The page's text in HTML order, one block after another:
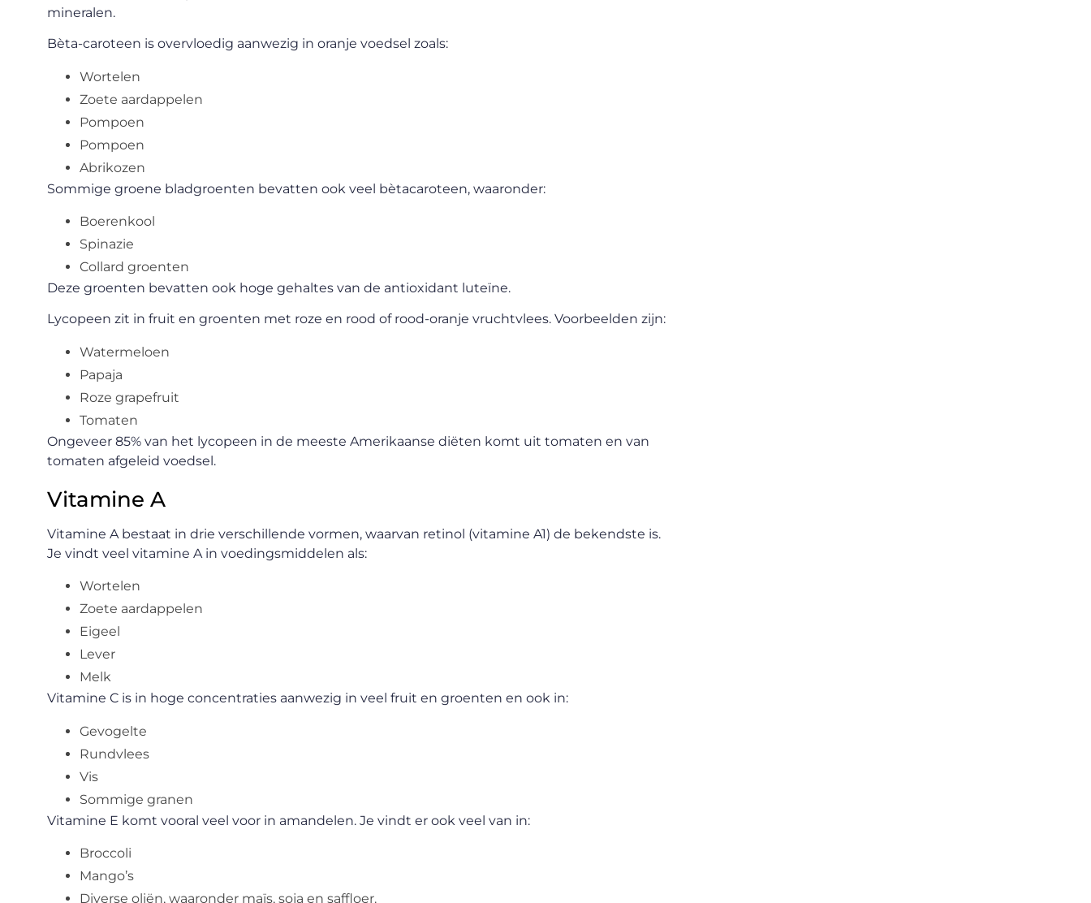
mineralen.
Bèta-caroteen is overvloedig aanwezig in oranje voedsel zoals:
Wortelen
Zoete aardappelen
Pompoen
Pompoen
Abrikozen
Sommige groene bladgroenten bevatten ook veel bètacaroteen, waaronder:
Boerenkool
Spinazie
Collard groenten
Deze groenten bevatten ook hoge gehaltes van de antioxidant luteïne.
Lycopeen zit in fruit en groenten met roze en rood of rood-oranje vruchtvlees. Voorbeelden zijn:
Watermeloen
Papaja
Roze grapefruit
Tomaten
Ongeveer 85% van het lycopeen in de meeste Amerikaanse diëten komt uit tomaten en van
tomaten afgeleid voedsel.
Vitamine A
Vitamine A bestaat in drie verschillende vormen, waarvan retinol (vitamine A1) de bekendste is.
Je vindt veel vitamine A in voedingsmiddelen als:
Wortelen
Zoete aardappelen
Eigeel
Lever
Melk
Vitamine C is in hoge concentraties aanwezig in veel fruit en groenten en ook in:
Gevogelte
Rundvlees
Vis
Sommige granen
Vitamine E komt vooral veel voor in amandelen. Je vindt er ook veel van in:
Broccoli
Mango’s
Diverse oliën, waaronder maïs, soja en saffloer.